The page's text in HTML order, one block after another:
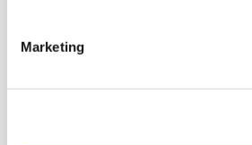
Marketing
Blogs
Servische maffiabaas